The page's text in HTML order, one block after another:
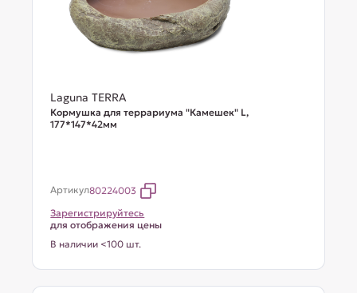
Laguna TERRA
Кормушка для террариума "Камешек" L,
177*147*42мм
Артикул80224003
Зарегистрируйтесь
для отображения цены
В наличии <100 шт.